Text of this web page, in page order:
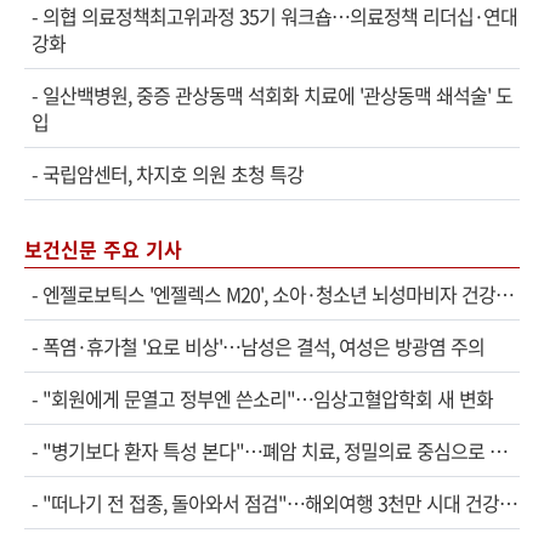
- 의협 의료정책최고위과정 35기 워크숍…의료정책 리더십·연대
강화
- 일산백병원, 중증 관상동맥 석회화 치료에 '관상동맥 쇄석술' 도
입
-국립암센터, 차지호 의원 초청 특강
보건신문 주요 기사
- 엔젤로보틱스 '엔젤렉스 M20', 소아·청소년 뇌성마비자 건강보험 확대 적용
- 폭염·휴가철 '요로 비상'…남성은 결석, 여성은 방광염 주의
- "회원에게 문열고 정부엔 쓴소리"…임상고혈압학회 새 변화
- "병기보다 환자 특성 본다"…폐암 치료, 정밀의료 중심으로 진화
- "떠나기 전 접종, 돌아와서 점검"…해외여행 3천만 시대 건강관리법